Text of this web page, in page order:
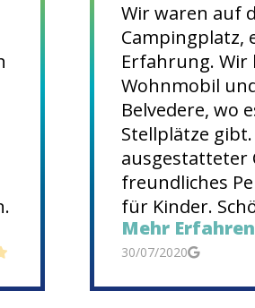
Wir waren auf
Campingplatz,
Erfahrung. Wir
Wohnmobil
Belvedere, wo
Stellplätze
ausgestatteter
freundliches
für Kinder.
Steinstrand,
die keinen
Mehr Erfahren
30/07/2020